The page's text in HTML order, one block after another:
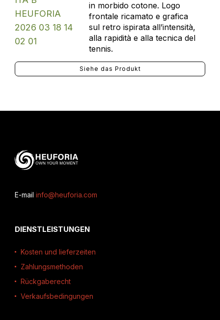
in morbido cotone. Logo
frontale ricamato e grafica
sul retro ispirata all’intensità,
alla rapidità e alla tecnica del
tennis.
Siehe das Produkt
E-mail info@heuforia.com
DIENSTLEISTUNGEN
Kosten und lieferzeiten
Zahlungsmethoden
Rückgaberecht
Verkaufsbedingungen